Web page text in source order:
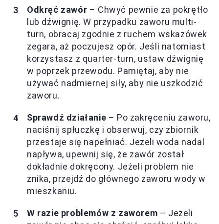
Odkręć zawór – Chwyć pewnie za pokrętło
lub dźwignię. W przypadku zaworu multi-
turn, obracaj zgodnie z ruchem wskazówek
zegara, aż poczujesz opór. Jeśli natomiast
korzystasz z quarter-turn, ustaw dźwignię
w poprzek przewodu. Pamiętaj, aby nie
używać nadmiernej siły, aby nie uszkodzić
zaworu.
Sprawdź działanie – Po zakręceniu zaworu,
naciśnij spłuczkę i obserwuj, czy zbiornik
przestaje się napełniać. Jeżeli woda nadal
napływa, upewnij się, że zawór został
dokładnie dokręcony. Jeżeli problem nie
znika, przejdź do głównego zaworu wody w
mieszkaniu.
W razie problemów z zaworem – Jeżeli